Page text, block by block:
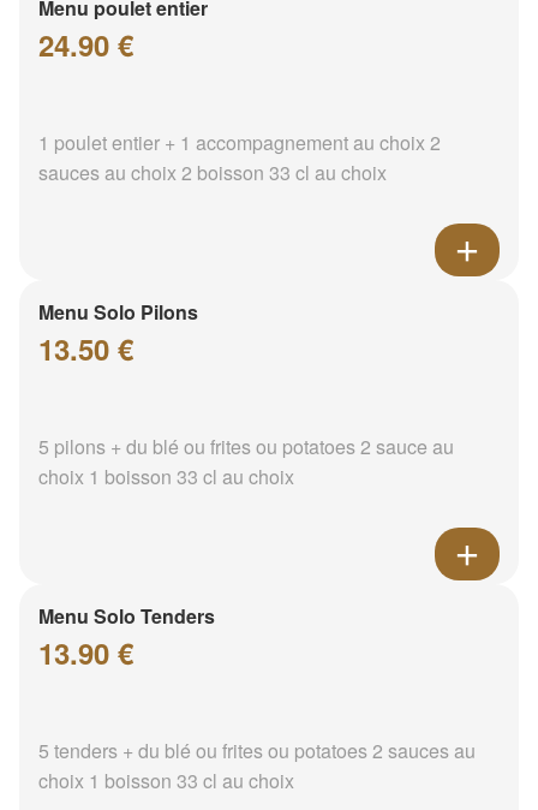
Menu poulet entier
24.90 €
1 poulet entier + 1 accompagnement au choix 2
sauces au choix 2 boisson 33 cl au choix
Menu Solo Pilons
13.50 €
5 pilons + du blé ou frites ou potatoes 2 sauce au
choix 1 boisson 33 cl au choix
Menu Solo Tenders
13.90 €
5 tenders + du blé ou frites ou potatoes 2 sauces au
choix 1 boisson 33 cl au choix